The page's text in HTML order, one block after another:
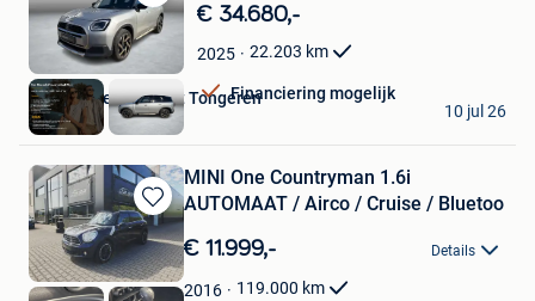
Bewaren
in
Mijn
Favorieten
€ 34.680,-
2025 22.203 km
Financiering mogelijk
Van Mossel Peugeot Tongeren
Tongeren
10 jul 26
Bewaren
in
Mijn
Favorieten
MINI One Countryman 1.6i
AUTOMAAT / Airco / Cruise / Bluetoo
€ 11.999,- Details
2016 119.000 km